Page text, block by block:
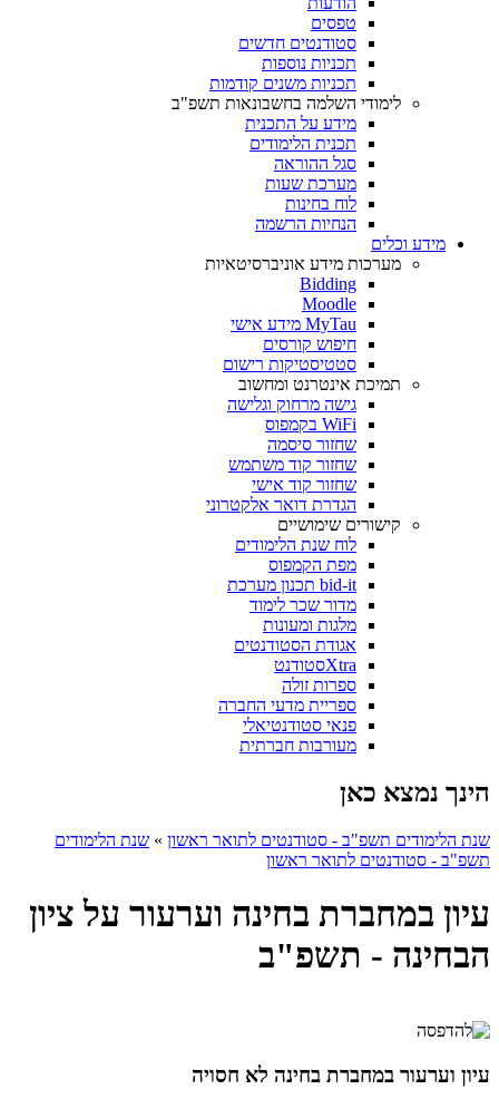
טפסים
סטודנטים חדשים
תכניות נוספות
תכניות משנים קודמות
לימודי השלמה בחשבונאות תשפ"ב
מידע על התכנית
תכנית הלימודים
סגל ההוראה
מערכת שעות
לוח בחינות
הנחיות הרשמה
מידע וכלים
מערכות מידע אוניברסיטאיות
Bidding
Moodle
MyTau מידע אישי
חיפוש קורסים
סטטיסטיקות רישום
תמיכת אינטרנט ומחשוב
גישה מרחוק וגלישה
WiFi בקמפוס
שחזור סיסמה
שחזור קוד משתמש
שחזור קוד אישי
הגדרת דואר אלקטרוני
קישורים שימושיים
לוח שנת הלימודים
מפת הקמפוס
bid-it תכנון מערכת
מדור שכר לימוד
מלגות ומעונות
אגודת הסטודנטים
Xtraסטודנט
ספרות זולה
ספריית מדעי החברה
פנאי סטודנטיאלי
מעורבות חברתית
הינך נמצא כאן
שנת הלימודים תשפ"ב - סטודנטים לתואר ראשון » שנת הלימודים
תשפ"ב - סטודנטים לתואר ראשון
עיון במחברת בחינה וערעור על ציון
הבחינה - תשפ"ב
עיון וערעור במחברת בחינה לא חסויה